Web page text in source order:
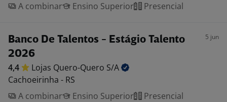
A combinar
Ensino Superior Presencial
Banco De Talentos - Estágio Talento
2026
5 jun
4,4 Lojas Quero-Quero S/A
Cachoeirinha - RS
A combinar
Ensino Superior Presencial